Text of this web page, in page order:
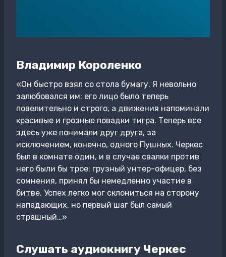
Владимир Короленко
«Он быстро взял со стола бумагу. Я невольно
залюбовался им: его лицо было теперь
повелительно и строго, а движения напоминали
красивые и грозные повадки тигра. Теперь все
здесь уже понимали друг друга, за
исключением, конечно, одного Пушных. Черкес
был в комнате один, и в случае свалки против
него были бы трое: грузный унтер-офицер, без
сомнения, принял бы немедленно участие в
битве. Успех легко мог склониться на сторону
нападающих, но первый шаг был самый
страшный…»
Слушать аудиокнигу Черкес